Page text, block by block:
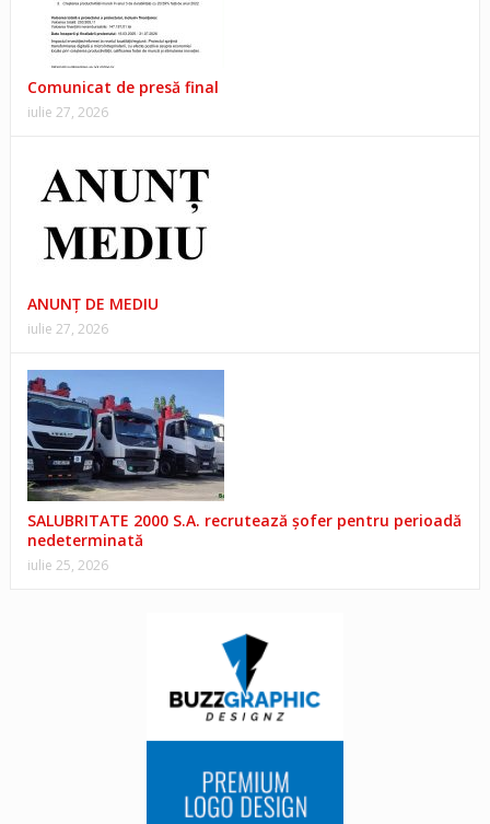
Comunicat de presă final
iulie 27, 2026
ANUNŢ DE MEDIU
iulie 27, 2026
SALUBRITATE 2000 S.A. recrutează șofer pentru perioadă
nedeterminată
iulie 25, 2026